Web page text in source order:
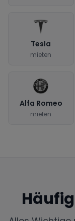
Tesla
mieten
Alfa Romeo
mieten